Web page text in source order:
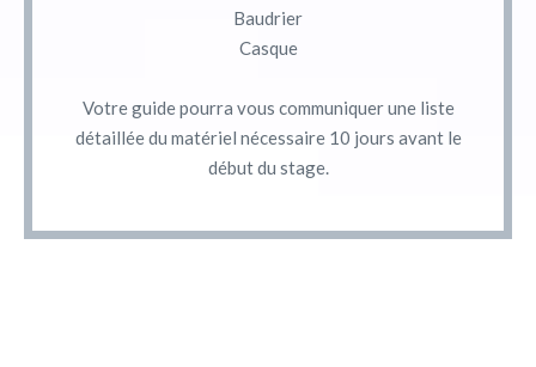
Baudrier
Casque
Votre guide pourra vous communiquer une liste
détaillée du matériel nécessaire 10 jours avant le
début du stage.